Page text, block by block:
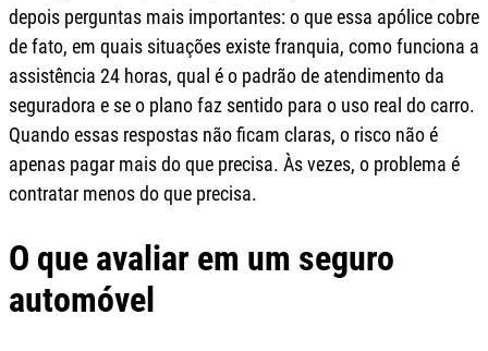
depois perguntas mais importantes: o que essa apólice cobre
de fato, em quais situações existe franquia, como funciona a
assistência 24 horas, qual é o padrão de atendimento da
seguradora e se o plano faz sentido para o uso real do carro.
Quando essas respostas não ficam claras, o risco não é
apenas pagar mais do que precisa. Às vezes, o problema é
contratar menos do que precisa.
O que avaliar em um seguro
automóvel